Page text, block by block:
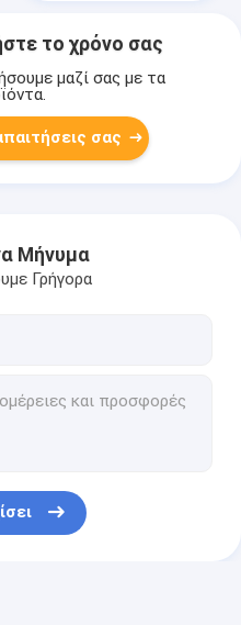
το χρόνο σας
μαζί σας με τα
σας
Μήνυμα
Γρήγορα